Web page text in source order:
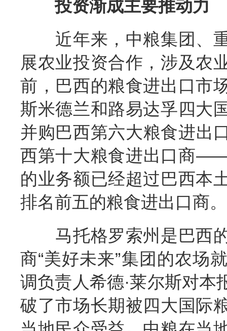
投资渐成主要推动力
近年来，中粮集团、重
展农业投资合作，涉及农
前，巴西的粮食进出口市
斯米德兰和路易达孚四大
并购巴西第六大粮食进
西第十大粮食进出口商
的业务额已经超过巴西本
排名前五的粮食进出口商。
马托格罗索州是巴西的
商“美好未来”集团的农场
调负责人希德·莱尔斯对
破了市场长期被四大国际